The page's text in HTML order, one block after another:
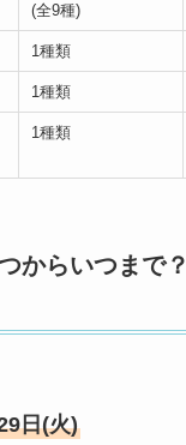
(全9種)
1種類
1種類
1種類
からいつまで？
日(火)